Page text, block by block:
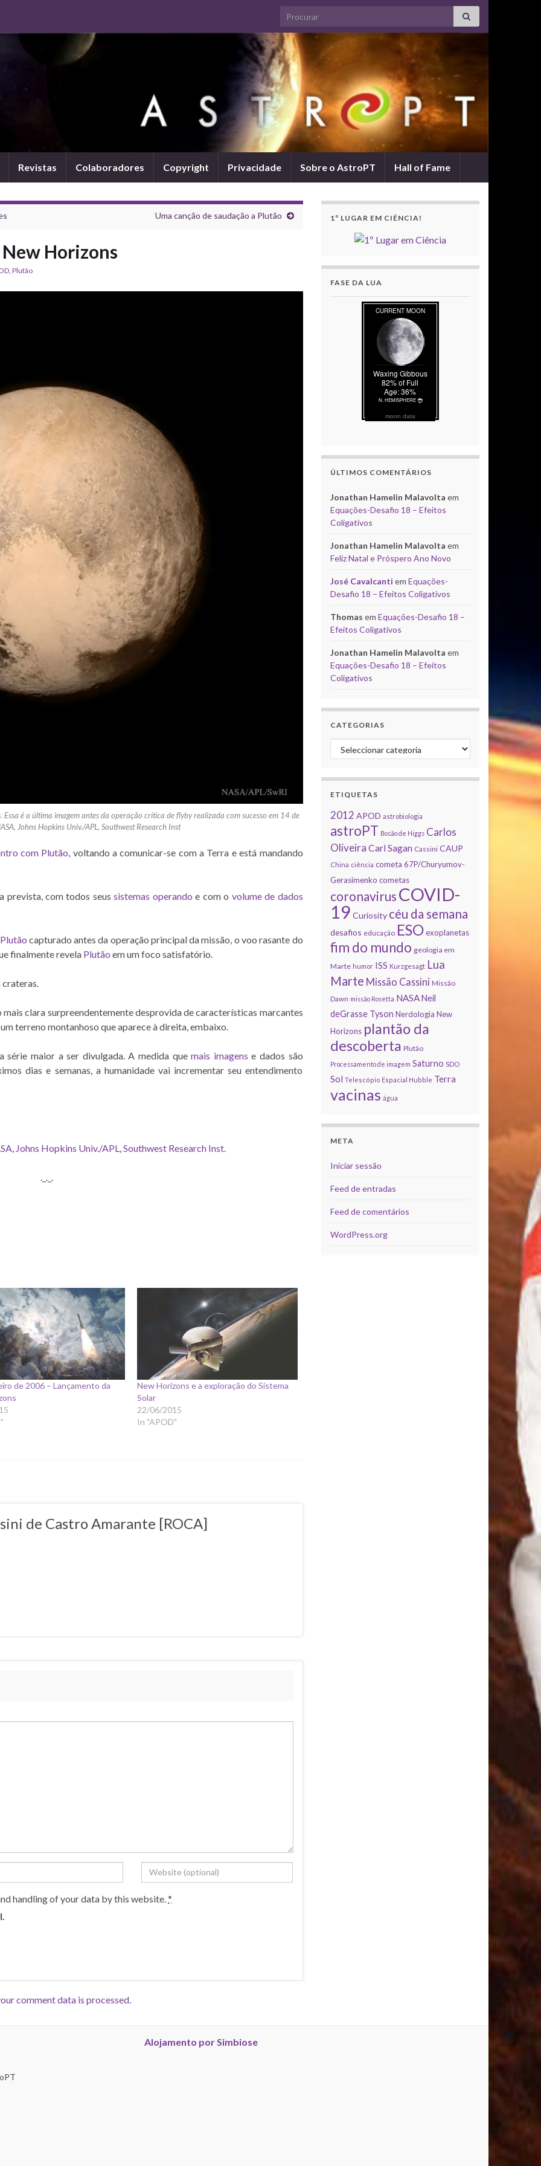
Search for:
Revistas Colaboradores Copyright Privacidade Sobre o AstroPT Hall of Fame
Uma canção de saudação a Plutão
Horizons
, Plutão
é a última imagem antes da operação crítica de flyby realizada com sucesso em 14 de
Johns Hopkins Univ./APL, Southwest Research Inst
com Plutão , voltando a comunicar-se com a Terra e está mandando
prevista, com todos seussistemas operando e com o volume de dados
Plutão capturado antes da operação principal da missão, o voo rasante do
finalmente revela Plutão em um foco satisfatório.
clara surpreendentemente desprovida de características marcantes
terreno montanhoso que aparece à direita, embaixo.
série maior a ser divulgada. A medida quemais imagens e dados são
dias e semanas, a humanidade vai incrementar seu entendimento
Johns Hopkins Univ./APL Southwest Research Inst.
de 2006 – Lançamento da
New Horizons e a exploração do Sistema
Solar
22/06/2015
In "APOD"
de Castro Amarante [ROCA]
handling of your data by this website. *
comment data is processed.
1º LUGAR EM CIÊNCIA!
FASE DA LUA
moon data
ÚLTIMOS COMENTÁRIOS
Jonathan Hamelin Malavolta em
Equações-Desafio 18 – Efeitos
Coligativos
Jonathan Hamelin Malavolta em
Feliz Natal e Próspero Ano Novo
José Cavalcanti em Equações-
Desafio 18 – Efeitos Coligativos
Thomas em Equações-Desafio 18 –
Efeitos Coligativos
Jonathan Hamelin Malavolta em
Equações-Desafio 18 – Efeitos
Coligativos
CATEGORIAS
Categorias
ETIQUETAS
2012 APOD astrobiologia
astroPT Bosão de Higgs Carlos
Oliveira Carl Sagan Cassini CAUP
China ciência cometa 67P/Churyumov-
Gerasimenko cometas
coronavirus COVID-
19 Curiosity céu da semana
desafios educação ESO exoplanetas
fim do mundo geologia em
Marte humor ISS Kurzgesagt Lua
Marte Missão Cassini Missão
Dawn missão Rosetta NASA Neil
deGrasse Tyson Nerdologia New
Horizons plantão da
descoberta Plutão
Processamento de imagem Saturno SDO
Sol Telescópio Espacial Hubble Terra
vacinas água
META
Iniciar sessão
Feed de entradas
Feed de comentários
WordPress.org
Alojamento por Simbiose